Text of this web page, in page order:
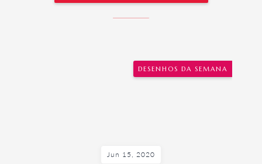
DESENHOS DA SEMANA
Jun 15, 2020